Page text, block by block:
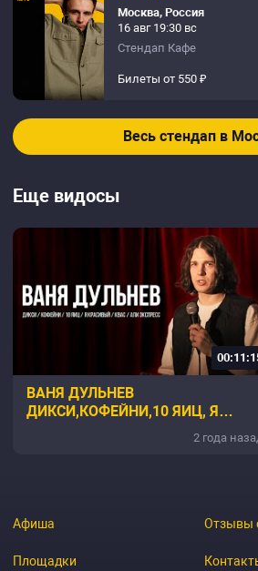
Москва, Россия
16 авг 19:30 вс
Стендап Кафе
Билеты от 550 ₽
Весь стендап в
Еще видосы
ВАНЯ ДУЛЬНЕВ
ДИКСИ,КОФЕЙНИ,10 ЯИЦ, Я
КРАСИВЫЙ,КВАС,АЛИЭКСПРЕСС
2 года
Афиша
Площадки
Отзывы